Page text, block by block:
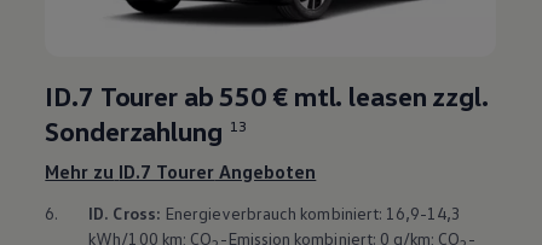
ID.7 Tourerab 550 € mtl. leasen zzgl.
Sonderzahlung 13
Mehr zu ID.7 Tourer Angeboten
6. ID. Cross: Energieverbrauch kombiniert: 16,9-14,3
kWh/100 km; CO -Emission kombiniert: 0 g/km; CO -